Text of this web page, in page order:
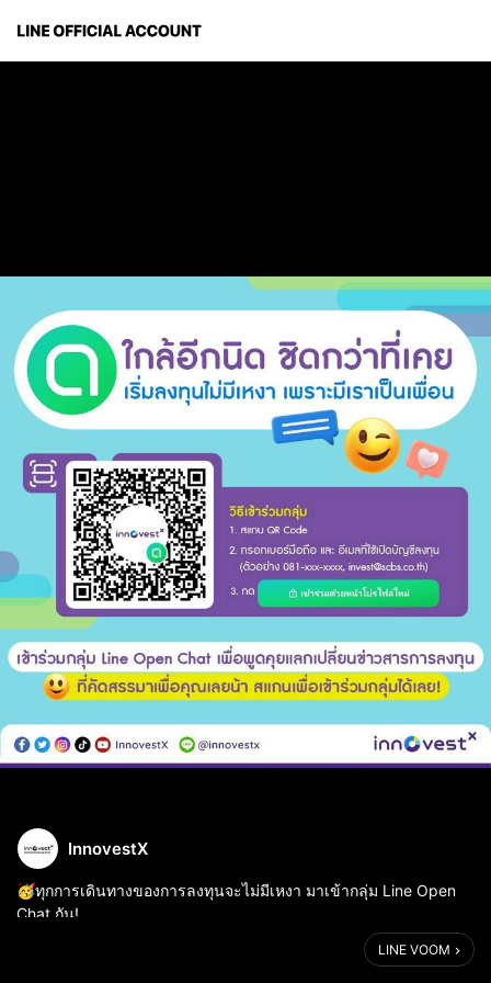
InnovestX
🥳ทุกการเดินทางของการลงทุนจะไม่มีเหงา มาเข้ากลุ่ม Line Open
Chat กัน!
💬ให้สังคมการลงทุนเป็นเรื่องที่คุณเข้าถึงง่าย ใกล้ชิดกว่าที่เคย พูดคุย
LINE VOOM